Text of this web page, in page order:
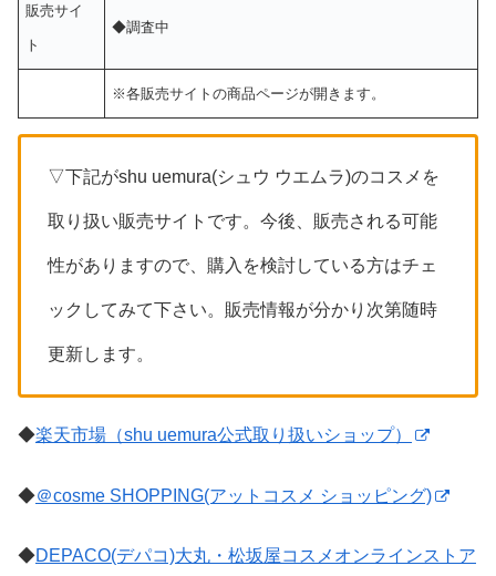
販売サイ
ト
◆調査中
※各販売サイトの商品ページが開きます。
▽下記がshu uemura(シュウ ウエムラ)のコスメを
取り扱い販売サイトです。今後、販売される可能
性がありますので、購入を検討している方はチェ
ックしてみて下さい。販売情報が分かり次第随時
更新します。
◆楽天市場（shu uemura公式取り扱いショップ）
◆＠cosme SHOPPING(アットコスメ ショッピング)
◆DEPACO(デパコ)大丸・松坂屋コスメオンラインストア